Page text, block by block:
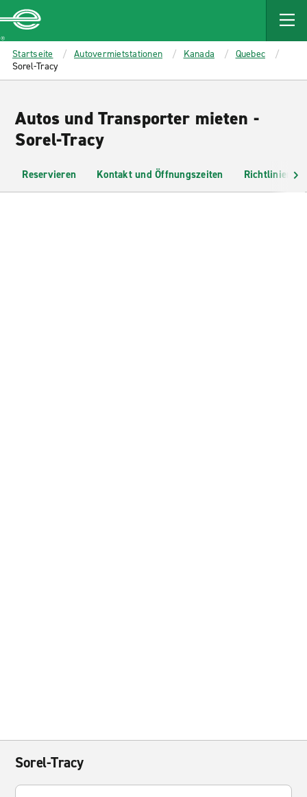
MAIN
CONTENT
Enterprise
Startseite Autovermietstationen Kanada
Quebec
Sorel-Tracy
Autos und Transporter mieten -
Sorel-Tracy
Reservieren Kontakt und Öffnungszeiten Richtlinien
Sorel-Tracy